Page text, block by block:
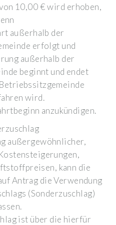
10,00 € wird erhoben,
außerhalb der
erfolgt und
außerhalb der
beginnt und endet
wird.
anzukündigen.
außergewöhnlicher,
kann die
Antrag die Verwendung
(Sonderzuschlag)
ist über die hierfür